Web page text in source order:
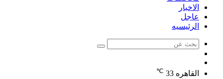
الاخبار
عاجل
الرئيسيه
بحث
عشوائي
القاهره 33
℃